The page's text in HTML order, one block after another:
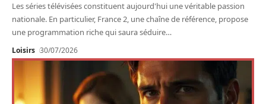
Les séries télévisées constituent aujourd'hui une véritable passion
nationale. En particulier, France 2, une chaîne de référence, propose
une programmation riche qui saura séduire…
Loisirs 30/07/2026